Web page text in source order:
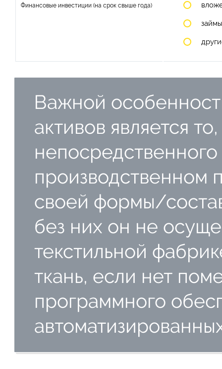
Финансовые инвестиции (на срок свыше года)
Важной
активов является
непосредственного
производственном
своей формы/
без них он не
текстильной
ткань, если нет
программного